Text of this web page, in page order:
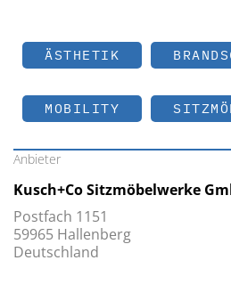
ÄSTHETIK
MOBILITY
Anbieter
Kusch+Co Sitzmöbelwerke
Postfach 1151
59965 Hallenberg
Deutschland